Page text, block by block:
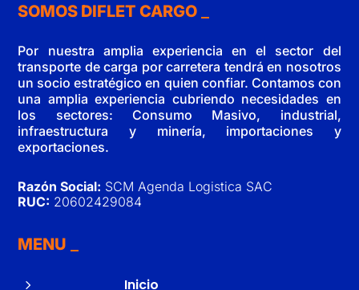
SOMOS DIFLET CARGO
Por nuestra amplia experiencia en el sector del
transporte de carga por carretera tendrá en nosotros
un socio estratégico en quien confiar. Contamos con
una amplia experiencia cubriendo necesidades en
los sectores: Consumo Masivo, industrial,
infraestructura y minería, importaciones y
exportaciones.
Razón Social: SCM Agenda Logistica SAC
RUC: 20602429084
MENU
5 Inicio